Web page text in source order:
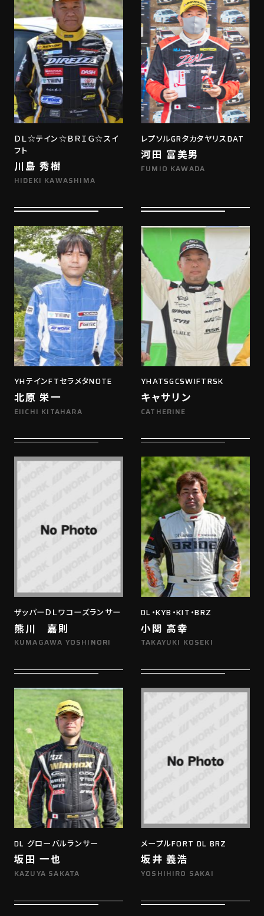
ＤＬ☆テイン☆ＢＲＩＧ☆スイ
フト
川島 秀樹
HIDEKI KAWASHIMA
レプソルGRタカタヤリスDAT
河田 富美男
FUMIO KAWADA
YHテインFTセラメタNOTE
北原 栄一
EIICHI KITAHARA
YHATSGCSWIFTRSK
キャサリン
CATHERINE
ザッパーＤＬワコーズランサー
熊川 嘉則
KUMAGAWA YOSHINORI
DL・KYB・KIT・BRZ
小関 高幸
TAKAYUKI KOSEKI
DL グローバルランサー
坂田 一也
KAZUYA SAKATA
メープルFORT DL BRZ
坂井 義浩
YOSHIHIRO SAKAI